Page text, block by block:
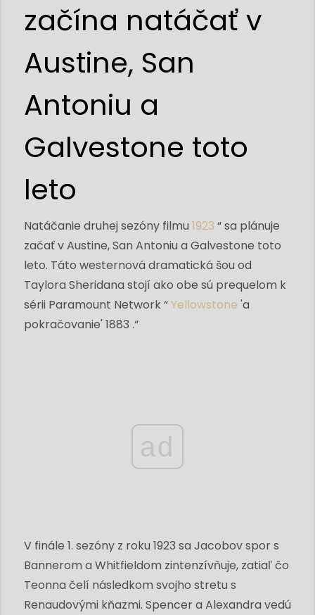
začína natáčať v
Austine, San
Antoniu a
Galvestone toto
leto
Natáčanie druhej sezóny filmu 1923 “ sa plánuje
začať v Austine, San Antoniu a Galvestone toto
leto. Táto westernová dramatická šou od
Taylora Sheridana stojí ako obe sú prequelom k
sérii Paramount Network “Yellowstone 'a
pokračovanie' 1883 .“
ad
V finále 1. sezóny z roku 1923 sa Jacobov spor s
Bannerom a Whitfieldom zintenzívňuje, zatiaľ čo
Teonna čelí následkom svojho stretu s
Renaudovými kňazmi. Spencer a Alexandra vedú